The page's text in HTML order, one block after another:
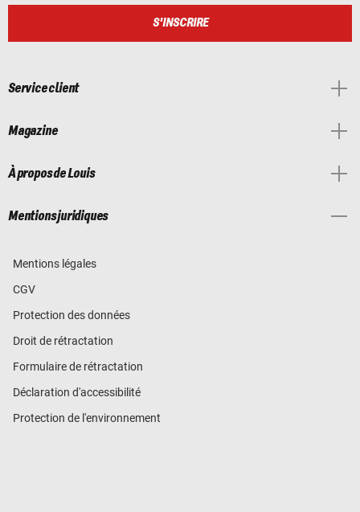
S'INSCRIRE
Service client
Magazine
À propos de Louis
Mentions juridiques
Mentions légales
CGV
Protection des données
Droit de rétractation
Formulaire de rétractation
Déclaration d'accessibilité
Protection de l'environnement